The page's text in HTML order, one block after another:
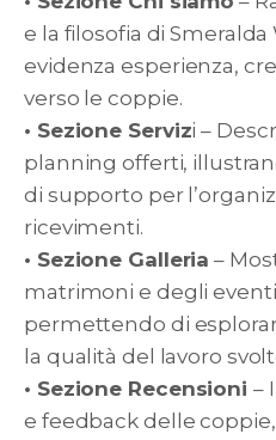
e la filosofia di
evidenza esperienza,
verso le coppie.
• Sezione Servizi –
planning offerti,
di supporto per
ricevimenti.
• Sezione Galleria –
matrimoni e degli eventi
permettendo di
la qualità del lavoro
• Sezione Recensioni –
e feedback delle